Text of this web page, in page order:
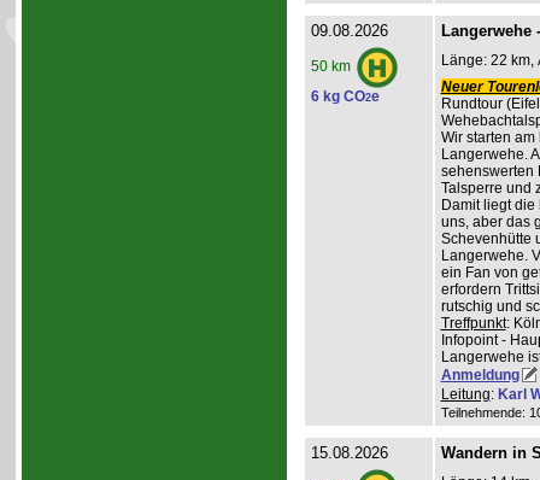
09.08.2026
50 km
6 kg CO2e
Langerwehe
Länge: 22 km,
Neuer
Rundtour
Wir starten
Langerwehe.
sehenswerten
Talsperre und
Damit liegt
uns, aber das
Schevenhütte
Langerwehe.
ein Fan von
erfordern
rutschig und
Treffpunkt:
Infopoint -
Langerwehe
Anmeldung
Leitung: Karl
Teilnehmende:
15.08.2026 Wandern in